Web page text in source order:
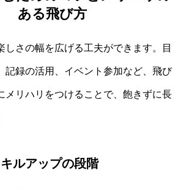
ある飛び方
しさの幅を広げる工夫ができます。目
記録の活用、イベント参加など、飛び
メリハリをつけることで、飽きずに長
ルアップの段階